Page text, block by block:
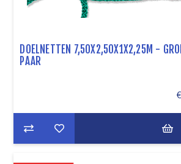
DOELNETTEN 7,50X2,50X1X2,25M -
PAAR